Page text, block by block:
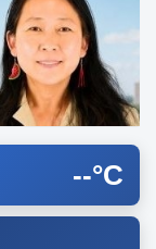
--°C